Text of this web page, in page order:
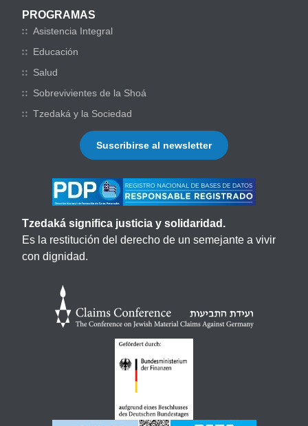
PROGRAMAS
Asistencia Integral
Educación
Salud
Sobrevivientes de la Shoá
Tzedaká y la Sociedad
Suscribirse al newsletter
Tzedaká significa justicia y solidaridad.
Es la restitución del derecho de un semejante a vivir
con dignidad.